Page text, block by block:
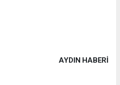
AYDIN HABERİ